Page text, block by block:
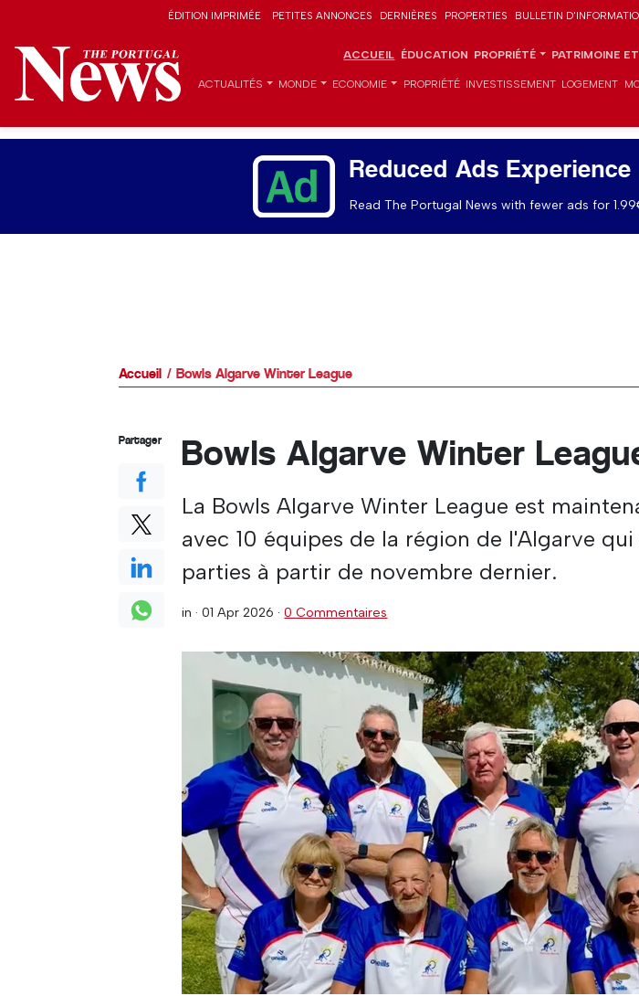
ÉDITION IMPRIMÉE PETITES ANNONCES DERNIÈRES PROPERTIES BULLETIN
ACCUEIL ÉDUCATION PROPRIÉTÉ PATRIMOINE
ACTUALITÉS MONDE ECONOMIE PROPRIÉTÉ INVESTISSEMENT LOGEMENT
Reduced Ads Experience
Read The Portugal News with fewer ads for
Accueil Bowls Algarve Winter League
Bowls Algarve Winter
La Bowls Algarve Winter League est
avec 10 équipes de la région de l'Algarve qui
parties à partir de novembre dernier.
in ·01 Apr 2026 ·0 Commentaires
Partager